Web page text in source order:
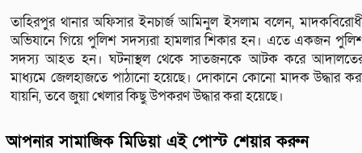
তাহিরপুর থানার অফিসার ইনচার্জ আমিনুল ইসলাম বলেন,
অভিযানে গিয়ে পুলিশ সদস্যরা হামলার শিকার হন। এতে একজন
সদস্য আহত হন। ঘটনাস্থল থেকে সাতজনকে আটক করে
মাধ্যমে জেলহাজতে পাঠানো হয়েছে। দোকানে কোনো মাদক উদ্ধার
যায়নি, তবে জুয়া খেলার কিছু উপকরণ উদ্ধার করা হয়েছে।
আপনার সামাজিক মিডিয়া এই পোস্ট শেয়ার করুন